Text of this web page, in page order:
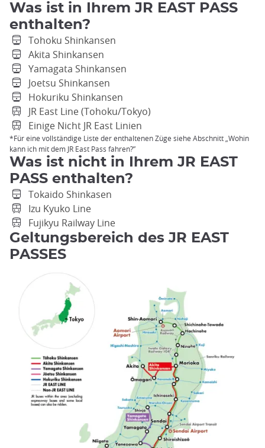
Was ist in Ihrem JR EAST PASS
enthalten?
Tohoku Shinkansen
Akita Shinkansen
Yamagata Shinkansen
Joetsu Shinkansen
Hokuriku Shinkansen
JR East Line (Tohoku/Tokyo)
Einige Nicht JR East Linien
*Für eine vollständige Liste der enthaltenen Züge siehe Abschnitt „Wohin
kann ich mit dem JR East Pass fahren?”
Was ist nicht in Ihrem JR EAST
PASS enthalten?
Tokaido Shinkasen
Izu Kyuko Line
Fujikyu Railway Line
Geltungsbereich des JR EAST
PASSES